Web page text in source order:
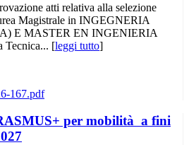
atti relativa alla selezione
Magistrale in INGEGNERIA
E MASTER EN INGENIERIA
Tecnica... [leggi tutto]
per mobilità a fini